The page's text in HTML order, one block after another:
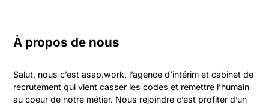
À propos de nous
Salut, nous c’est asap.work, l’agence d’intérim et cabinet de
recrutement qui vient casser les codes et remettre l’humain
au coeur de notre métier. Nous rejoindre c’est profiter d’un